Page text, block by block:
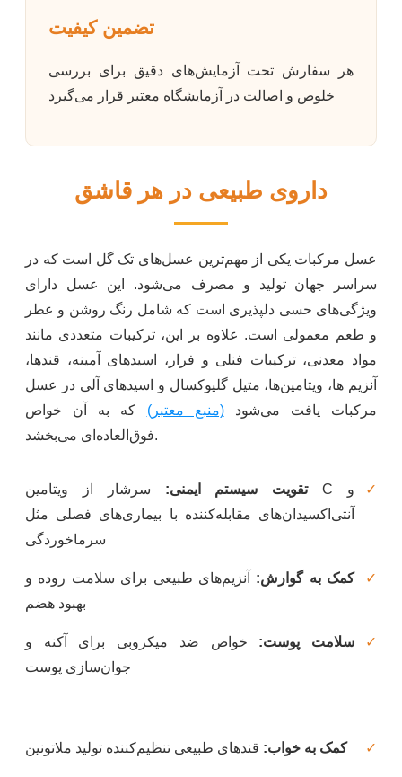
تضمین کیفیت
هر سفارش تحت آزمایش‌های دقیق برای بررسی
خلوص و اصالت در آزمایشگاه‌ معتبر قرار می‌گیرد
داروی طبیعی در هر قاشق
عسل مرکبات یکی از مهم‌ترین عسل‌های تک گل است که در
سراسر جهان تولید و مصرف می‌شود. این عسل دارای
ویژگی‌های حسی دلپذیری است که شامل رنگ روشن و عطر
و طعم معمولی است. علاوه بر این، ترکیبات متعددی مانند
مواد معدنی، ترکیبات فنلی و فرار، اسیدهای آمینه، قندها،
آنزیم ها، ویتامین‌ها، متیل گلیوکسال و اسیدهای آلی در عسل
مرکبات یافت می‌شود(منبع معتبر) که به آن خواص
فوق‌العاده‌ای می‌بخشد.
تقویت سیستم ایمنی: سرشار از ویتامین C و
آنتی‌اکسیدان‌های مقابله‌کننده با بیماری‌های فصلی مثل
سرماخوردگی
کمک به گوارش: آنزیم‌های طبیعی برای سلامت روده و
بهبود هضم
سلامت پوست: خواص ضد میکروبی برای آکنه و
جوان‌سازی پوست
کمک به خواب: قندهای طبیعی تنظیم‌کننده تولید ملاتونین